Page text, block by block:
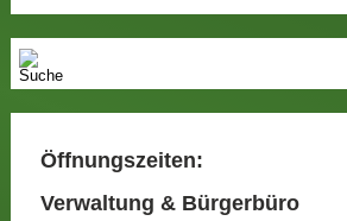
Öffnungszeiten:
Verwaltung & Bürgerbüro